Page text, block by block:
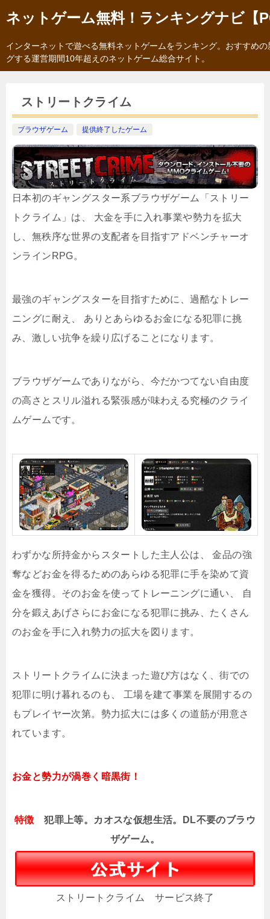
ネットゲーム無料！ランキングナビ【
インターネットで遊べる無料ネットゲームをランキング。おすすめ
グする運営期間10年超えのネットゲーム総合サイト。
ストリートクライム
ブラウザゲーム 提供終了したゲーム
日本初のギャングスター系ブラウザゲーム「ストリー
トクライム」は、 大金を手に入れ事業や勢力を拡大
し、無秩序な世界の支配者を目指すアドベンチャーオ
ンラインRPG。
最強のギャングスターを目指すために、過酷なトレー
ニングに耐え、 ありとあらゆるお金になる犯罪に挑
み、激しい抗争を繰り広げることになります。
ブラウザゲームでありながら、今だかつてない自由度
の高さとスリル溢れる緊張感が味わえる究極のクライ
ムゲームです。
わずかな所持金からスタートした主人公は、 金品の強
奪などお金を得るためのあらゆる犯罪に手を染めて資
金を獲得。そのお金を使ってトレーニングに通い、 自
分を鍛えあげさらにお金になる犯罪に挑み、たくさん
のお金を手に入れ勢力の拡大を図ります。
ストリートクライムに決まった遊び方はなく、街での
犯罪に明け暮れるのも、 工場を建て事業を展開するの
もプレイヤー次第。勢力拡大には多くの道筋が用意さ
れています。
お金と勢力が渦巻く暗黒街！
特徴
犯罪上等。カオスな仮想生活。DL不要のブラウ
ザゲーム。
ストリートクライム サービス終了